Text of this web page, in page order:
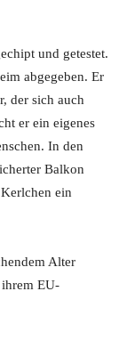
und getestet.
abgegeben. Er
der sich auch
er ein eigenes
In den
Balkon
ein
Alter
EU-